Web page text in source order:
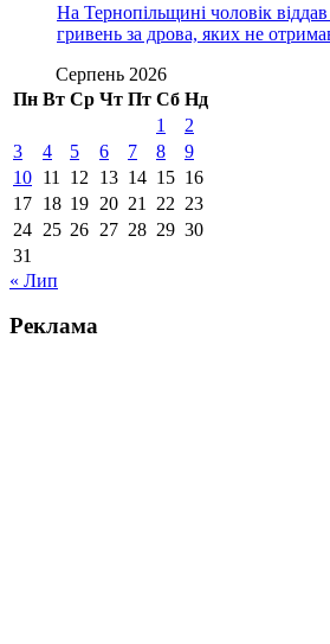
На Тернопільщині чоловік
гривень за дрова, яких не
Серпень 2026
Пн Вт Ср Чт Пт Сб Нд
1
2
3
4 5 6 7 8
9
10 11 12 13 14 15 16
17 18 19 20 21 22 23
24 25 26 27 28 29 30
31
« Лип
Реклама